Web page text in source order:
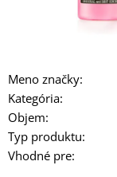
Meno značky:
Kategória:
Objem:
Typ produktu:
Vhodné pre:
o
r
ú
č
a
m